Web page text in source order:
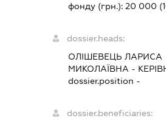
фонду (грн.): 20 000
dossier.heads:
ОЛІШЕВЕЦЬ ЛАРИСА
МИКОЛАЇВНА -
dossier.position -
dossier.beneficiaries: